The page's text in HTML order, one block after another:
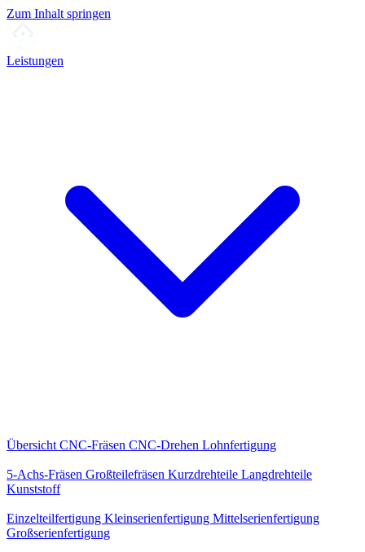
Zum Inhalt springen
Leistungen
Übersicht CNC-Fräsen CNC-Drehen Lohnfertigung
5-Achs-Fräsen Großteilefräsen Kurzdrehteile Langdrehteile
Kunststoff
Einzelteilfertigung Kleinserienfertigung Mittelserienfertigung
Großserienfertigung